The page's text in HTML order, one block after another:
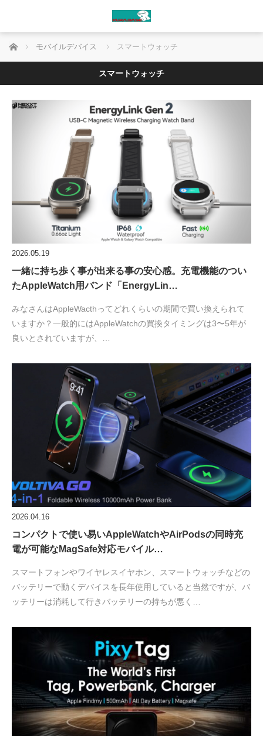
ホーム モバイルデバイス スマートウォッチ
スマートウォッチ
2026.05.19
一緒に持ち歩く事が出来る事の安心感。充電機能のつい
たAppleWatch用バンド「EnergyLin…
みなさんはAppleWacthってどれくらいの期間で買い換えられて
いますか？一般的にはAppleWatchの買換タイミングは3〜5年が
良いとされていますが、…
2026.04.16
コンパクトで使い易いAppleWatchやAirPodsの同時充
電が可能なMagSafe対応モバイル…
スマートフォンやワイヤレスイヤホン、スマートウォッチなどの
バッテリーで動くデバイスを長年使用していると当然ですが、バ
ッテリーは消耗して行きバッテリーの持ちが悪く…